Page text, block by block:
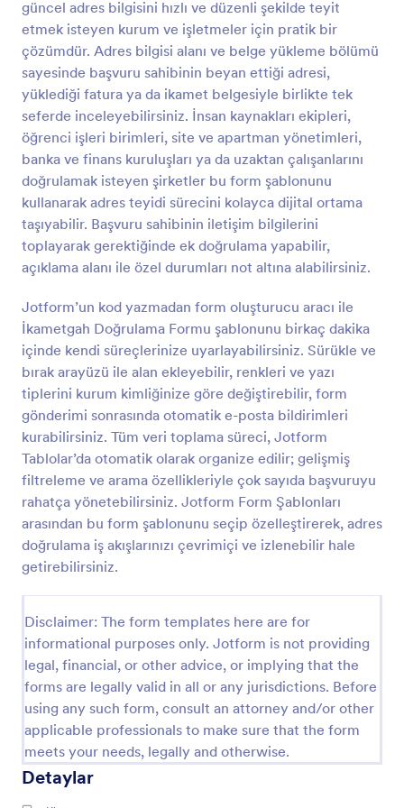
güncel adres bilgisini hızlı ve düzenli şekilde teyit
etmek isteyen kurum ve işletmeler için pratik bir
çözümdür. Adres bilgisi alanı ve belge yükleme bölümü
sayesinde başvuru sahibinin beyan ettiği adresi,
yüklediği fatura ya da ikamet belgesiyle birlikte tek
seferde inceleyebilirsiniz. İnsan kaynakları ekipleri,
öğrenci işleri birimleri, site ve apartman yönetimleri,
banka ve finans kuruluşları ya da uzaktan çalışanlarını
doğrulamak isteyen şirketler bu form şablonunu
kullanarak adres teyidi sürecini kolayca dijital ortama
taşıyabilir. Başvuru sahibinin iletişim bilgilerini
toplayarak gerektiğinde ek doğrulama yapabilir,
açıklama alanı ile özel durumları not altına alabilirsiniz.
Jotform’un kod yazmadan form oluşturucu aracı ile
İkametgah Doğrulama Formu şablonunu birkaç dakika
içinde kendi süreçlerinize uyarlayabilirsiniz. Sürükle ve
bırak arayüzü ile alan ekleyebilir, renkleri ve yazı
tiplerini kurum kimliğinize göre değiştirebilir, form
gönderimi sonrasında otomatik e-posta bildirimleri
kurabilirsiniz. Tüm veri toplama süreci, Jotform
Tablolar’da otomatik olarak organize edilir; gelişmiş
filtreleme ve arama özellikleriyle çok sayıda başvuruyu
rahatça yönetebilirsiniz. Jotform Form Şablonları
arasından bu form şablonunu seçip özelleştirerek, adres
doğrulama iş akışlarınızı çevrimiçi ve izlenebilir hale
getirebilirsiniz.
Disclaimer: The form templates here are for
informational purposes only. Jotform is not providing
legal, financial, or other advice, or implying that the
forms are legally valid in all or any jurisdictions. Before
using any such form, consult an attorney and/or other
applicable professionals to make sure that the form
meets your needs, legally and otherwise.
Detaylar
olacaktır.Şirket logonuzu ekleyin ve formu markanıza
uyacak şekilde özelleştirin, ardından müşterilerinizle
paylaşarak ücretsiz İmza Doğrulama Formunuzu
duyurun! Ya da sadece kendiniz kullanın ve
gönderimleri doğrudan diğer hesaplarınıza gönderin.
Yanıtları favori depolama platformlarınızla senkronize
etmenizi sağlayan 100'den fazla entegrasyonumuz
da bulunmaktadır.
Önizleme
Maaş Belgesi Formu
Maaş Belgesi Formu, çalışan ücret bilgilerini
kurumsal talepler için hızlıca toplamanıza yardımcı
olur ve insan kaynakları ile idari işler ekiplerinin veri
toplama sürecini Jotform üzerinden düzenlemesini
sağlar.
Go to Category:
İnsan Kaynakları Formları
Önizleme